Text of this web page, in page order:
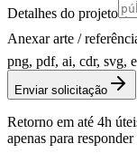
Detalhes do projeto
Anexar arte /
png, pdf, ai, cdr, svg,
Enviar solicitação
Retorno em até 4h
apenas para